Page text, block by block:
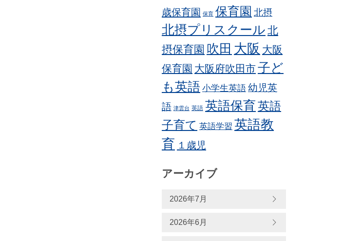
歳保育園 保育 保育園 北摂
北摂プリスクール 北
摂保育園 吹田 大阪 大阪
保育園 大阪府吹田市子ど
も英語 小学生英語幼児英
語 津雲台 英語 英語保育英語
子育て 英語学習 英語教
育 １歳児
アーカイブ
2026年7月
2026年6月